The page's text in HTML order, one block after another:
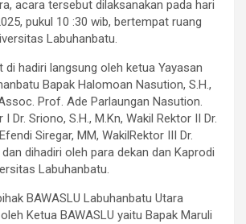
acara tersebut dilaksanakan pada hari
pukul 10 :30 wib, bertempat ruang
Labuhanbatu.
di hadiri langsung oleh ketua Yayasan
Bapak Halomoan Nasution, S.H.,
Prof. Ade Parlaungan Nasution.
I Dr. Sriono, S.H., M.Kn, Wakil Rektor II Dr.
Siregar, MM, WakilRektor III Dr.
dan dihadiri oleh para dekan dan Kaprodi
Labuhanbatu.
BAWASLU Labuhanbatu Utara
Ketua BAWASLU yaitu Bapak Maruli